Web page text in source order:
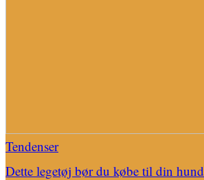
Tendenser
Dette legetøj bør du købe til din hund